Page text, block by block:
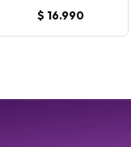
$ 16.990